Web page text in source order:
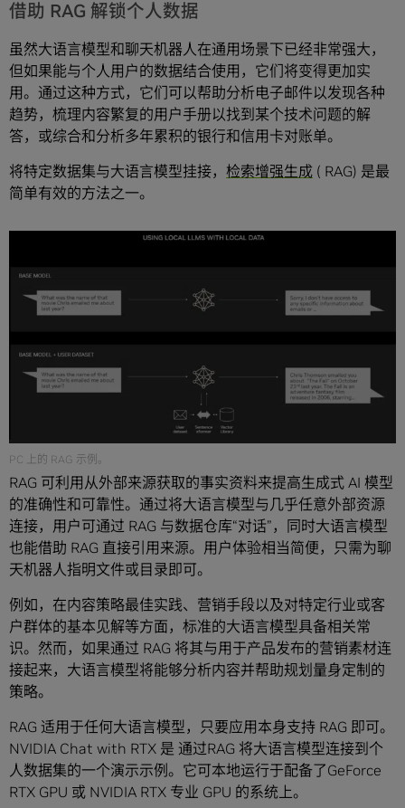
借助 RAG 解锁个人数据
虽然大语言模型和聊天机器人在通用场景下已经非常强大，
但如果能与个人用户的数据结合使用，它们将变得更加实
用。通过这种方式，它们可以帮助分析电子邮件以发现各种
趋势，梳理内容繁复的用户手册以找到某个技术问题的解
答，或综合和分析多年累积的银行和信用卡对账单。
将特定数据集与大语言模型挂接， 检索增强生成 ( RAG) 是最
简单有效的方法之一。
PC 上的 RAG 示例。
RAG 可利用从外部来源获取的事实资料来提高生成式 AI 模型
的准确性和可靠性。通过将大语言模型与几乎任意外部资源
连接，用户可通过 RAG 与数据仓库“对话”，同时大语言模型
也能借助 RAG 直接引用来源。用户体验相当简便，只需为聊
天机器人指明文件或目录即可。
例如，在内容策略最佳实践、营销手段以及对特定行业或客
户群体的基本见解等方面，标准的大语言模型具备相关常
识。然而，如果通过 RAG 将其与用于产品发布的营销素材连
接起来，大语言模型将能够分析内容并帮助规划量身定制的
策略。
RAG 适用于任何大语言模型，只要应用本身支持 RAG 即可。
NVIDIA Chat with RTX 是 通过RAG 将大语言模型连接到个
人数据集的一个演示示例。它可本地运行于配备了GeForce
RTX GPU 或 NVIDIA RTX 专业 GPU 的系统上。